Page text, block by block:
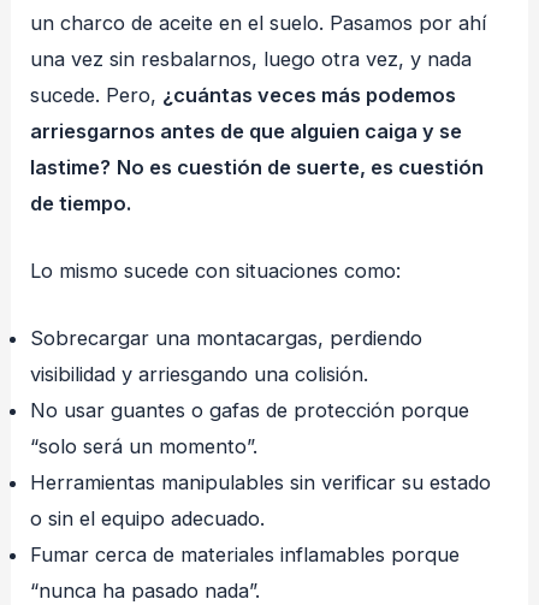
un charco de aceite en el suelo. Pasamos por ahí
una vez sin resbalarnos, luego otra vez, y nada
sucede. Pero, ¿cuántas veces más podemos
arriesgarnos antes de que alguien caiga y se
lastime? No es cuestión de suerte, es cuestión
de tiempo.
Lo mismo sucede con situaciones como:
Sobrecargar una montacargas, perdiendo
visibilidad y arriesgando una colisión.
No usar guantes o gafas de protección porque
“solo será un momento”.
Herramientas manipulables sin verificar su estado
o sin el equipo adecuado.
Fumar cerca de materiales inflamables porque
“nunca ha pasado nada”.